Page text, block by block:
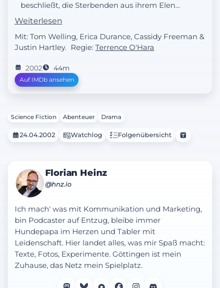
beschließt, die Sterbenden aus ihrem Elend
zu erlösen... und Whitneys Vater ist sein
nächstes Ziel. In der Zwischenzeit streiten
Lionel und Lex über Lionels steigenden
Erfolg in Smallville.
Weiterlesen
Mit: Tom Welling, Erica Durance, Cassidy Freeman &
Justin Hartley. Regie:Terrence O'Hara
2002 44m
Auf IMDb ansehen
Science Fiction Abenteuer Drama
24.04.2002 Watchlog Folgenübersicht
Florian Heinz
@hnz.io
Ich mach' was mit Kommunikation und Marketing,
bin Podcaster auf Entzug, bleibe immer
Hundepapa im Herzen und Tabler mit
Leidenschaft. Hier landet alles, was mir Spaß macht:
Texte, Fotos, Experimente. Göttingen ist mein
Zuhause, das Netz mein Spielplatz.